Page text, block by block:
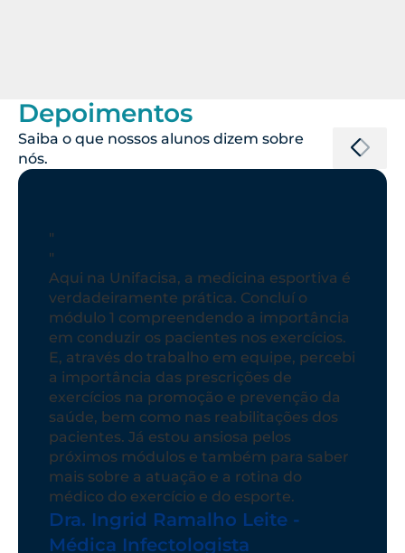
Depoimentos
Saiba o que nossos alunos dizem sobre
nós.
"
"
A pós-graduação da UNIFACISA tem um
projeto audacioso trazendo nomes já
conhecidos da medicina do esporte com
uma metodologia inovadora. Para mim é
uma grande honra fazer parte desse time
e ajudar na expansão de conhecimento
dentro desse área tão apaixonante que é
a Medicina Esportiva.
Dr. Leonardo Hirão: Médico do
Exercício e do Esporte